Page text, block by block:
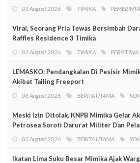
01 August 2026 TIMIKA
Viral, Seorang Pria Tewas Bersimbah
Raffles Residence 3 Timika
02 August 2026 TIMIKA PERISTIWA
LEMASKO: Pendangkalan Di Pesisir
Akibat Tailing Freeport
06 August 2026 BERITA UTAMA
Meski Izin Ditolak, KNPB Mimika Gelar
Petrosea Soroti Darurat Militer Dan
03 August 2026 BERITA UTAMA
Ikatan Lima Suku Besar Mimika Ajak